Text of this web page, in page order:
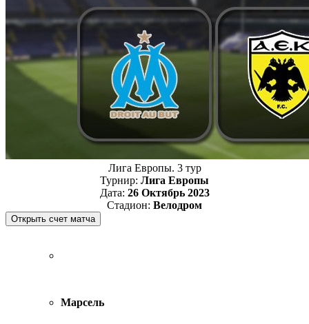
Лига Европы. 3 тур
Турнир: Лига Европы
Дата: 26 Октябрь 2023
Стадион: Велодром
Марсель